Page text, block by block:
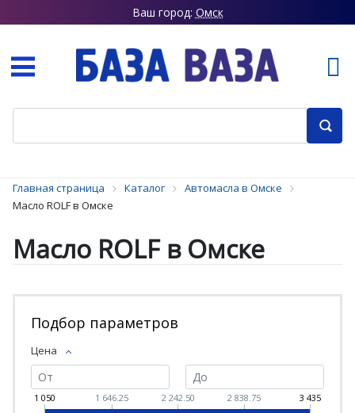
Ваш город: Омск
Главная страница Каталог
Автомасла в Омске
Масло ROLF в Омске
Масло ROLF в Омске
Подбор параметров
Цена
1 050 1 646.25 2 242.50 2 838.75 3 435